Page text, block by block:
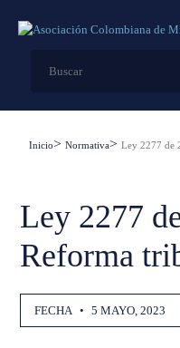
Inicio Normativa Ley 2277 de
Ley 2277
Reforma
FECHA • 5 MAYO, 2023